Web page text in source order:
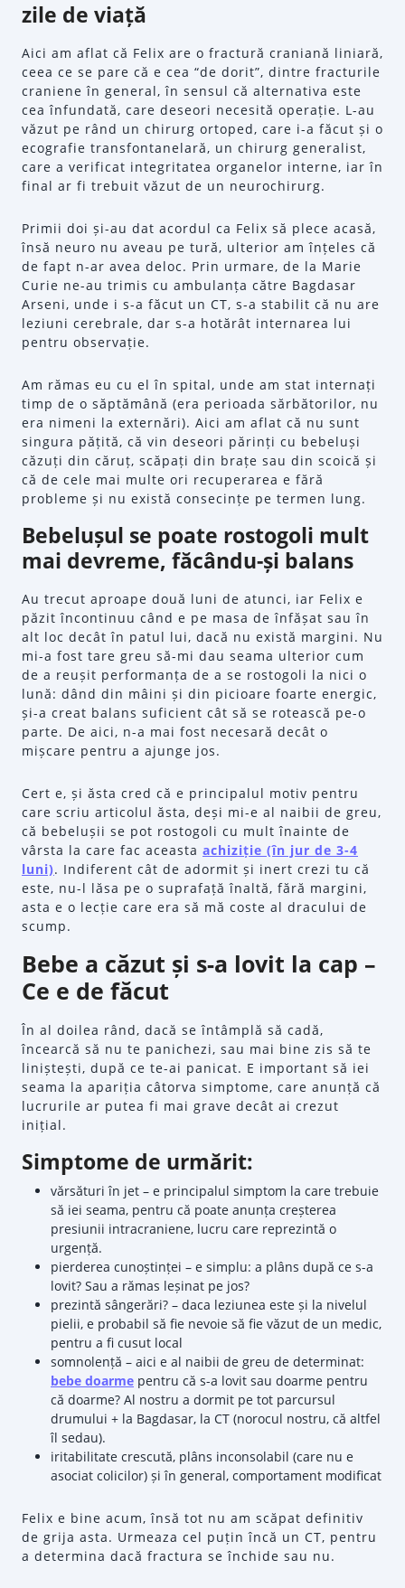
zile de viață
Aici am aflat că Felix are o fractură craniană liniară,
ceea ce se pare că e cea “de dorit”, dintre fracturile
craniene în general, în sensul că alternativa este
cea înfundată, care deseori necesită operație. L-au
văzut pe rând un chirurg ortoped, care i-a făcut și o
ecografie transfontanelară, un chirurg generalist,
care a verificat integritatea organelor interne, iar în
final ar fi trebuit văzut de un neurochirurg.
Primii doi și-au dat acordul ca Felix să plece acasă,
însă neuro nu aveau pe tură, ulterior am înțeles că
de fapt n-ar avea deloc. Prin urmare, de la Marie
Curie ne-au trimis cu ambulanța către Bagdasar
Arseni, unde i s-a făcut un CT, s-a stabilit că nu are
leziuni cerebrale, dar s-a hotărât internarea lui
pentru observație.
Am rămas eu cu el în spital, unde am stat internați
timp de o săptămână (era perioada sărbătorilor, nu
era nimeni la externări). Aici am aflat că nu sunt
singura pățită, că vin deseori părinți cu bebeluși
căzuți din căruț, scăpați din brațe sau din scoică și
că de cele mai multe ori recuperarea e fără
probleme și nu există consecințe pe termen lung.
Bebelușul se poate rostogoli mult
mai devreme, făcându-și balans
Au trecut aproape două luni de atunci, iar Felix e
păzit încontinuu când e pe masa de înfășat sau în
alt loc decât în patul lui, dacă nu există margini. Nu
mi-a fost tare greu să-mi dau seama ulterior cum
de a reușit performanța de a se rostogoli la nici o
lună: dând din mâini și din picioare foarte energic,
și-a creat balans suficient cât să se rotească pe-o
parte. De aici, n-a mai fost necesară decât o
mișcare pentru a ajunge jos.
Cert e, și ăsta cred că e principalul motiv pentru
care scriu articolul ăsta, deși mi-e al naibii de greu,
că bebelușii se pot rostogoli cu mult înainte de
vârsta la care fac aceasta achiziție (în jur de 3-4
luni). Indiferent cât de adormit și inert crezi tu că
este, nu-l lăsa pe o suprafață înaltă, fără margini,
asta e o lecție care era să mă coste al dracului de
scump.
Bebe a căzut și s-a lovit la cap –
Ce e de făcut
În al doilea rând, dacă se întâmplă să cadă,
încearcă să nu te panichezi, sau mai bine zis să te
liniștești, după ce te-ai panicat. E important să iei
seama la apariția câtorva simptome, care anunță că
lucrurile ar putea fi mai grave decât ai crezut
inițial.
Simptome de urmărit:
vărsături în jet – e principalul simptom la care trebuie
să iei seama, pentru că poate anunța creșterea
presiunii intracraniene, lucru care reprezintă o
urgență.
pierderea cunoștinței – e simplu: a plâns după ce s-a
lovit? Sau a rămas leșinat pe jos?
prezintă sângerări? – daca leziunea este și la nivelul
pielii, e probabil să fie nevoie să fie văzut de un medic,
pentru a fi cusut local
somnolență – aici e al naibii de greu de determinat:
bebe doarme pentru că s-a lovit sau doarme pentru
că doarme? Al nostru a dormit pe tot parcursul
drumului + la Bagdasar, la CT (norocul nostru, că altfel
îl sedau).
iritabilitate crescută, plâns inconsolabil (care nu e
asociat colicilor) și în general, comportament modificat
Felix e bine acum, însă tot nu am scăpat definitiv
de grija asta. Urmeaza cel puțin încă un CT, pentru
a determina dacă fractura se închide sau nu.